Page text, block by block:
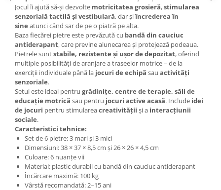
Mobilier gradinita
Montessori
Spații de joacă
Educatie inovativa
Anatomie
Comunicare
Dezvoltare timpurie
Experimente
Forme
Joc imaginativ
Jucării interactive
Lumina
Lumini si culori
Magnetism
Matematica
Jocul îi ajută să-și dezvolte motricitatea grosieră,stimularea
senzorială tactilă și vestibulară, dar șiîncrederea în
sine atunci când sar de pe o piatră pe alta.
Baza fiecărei pietre este prevăzută cu bandă din cauciuc
antiderapant, care previne alunecarea și protejează podeaua.
Pietrele suntstabile, rezistente și ușor de depozitat, oferind
multiple posibilități de aranjare a traseelor motrice – de la
exerciții individuale până la jocuri de echipă sau activități
senzoriale.
Setul este ideal pentru grădinițe, centre de terapie, săli de
educație motrică sau pentru jocuri active acasă. Include idei
de jocuri pentru stimulareacreativității și a interacțiunii
sociale.
Caracteristici tehnice:
Set de 6 pietre: 3 mari și 3 mici
Dimensiuni: 38 × 37 × 8,5 cm și 26 × 26 × 4,5 cm
Culoare: 6 nuanțe vii
Material: plastic durabil cu bandă din cauciuc antiderapant
Încărcare maximă: 100 kg
Vârstă recomandată: 2–15 ani